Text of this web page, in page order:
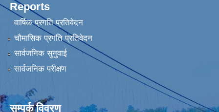
Reports
वार्षिक प्रगति प्रतिवेदन
चौमासिक प्रगति प्रतिवेदन
सार्वजनिक सुनुवाई
सार्वजनिक परीक्षण
सम्पर्क विवरण